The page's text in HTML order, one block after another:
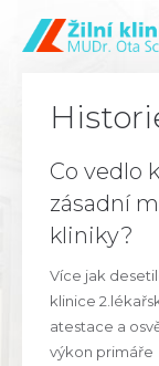
Co vedlo
zásadní
kliniky?
Více jak
klinice
atestace a
výkon